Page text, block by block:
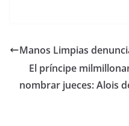
Manos Limpias
​El príncipe
nombrar jueces: Alois